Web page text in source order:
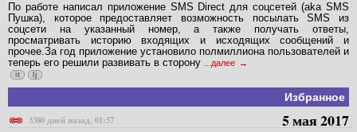
По работе написал приложение SMS Direct для соцсетей (aka SMS
Пушка), которое предоставляет возможность посылать SMS из
соцсети на указанный номер, а также получать ответы,
просматривать историю входящих и исходящих сообщений и
прочее.За год приложение установило полмиллиона пользователей и
теперь его решили развивать в сторону
...далее
it lj
Избранное
3380 дней назад, 01:57
5 мая 2017